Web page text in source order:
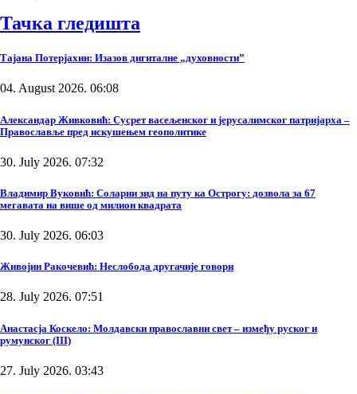
Тачка гледишта
Тајана Потерјахин: Изазов дигиталне „духовности”
04. August 2026. 06:08
Александар Живковић: Сусрет васељенског и јерусалимског патријарха –
Православље пред искушењем геополитике
30. July 2026. 07:32
Владимир Вуковић: Соларни зид на путу ка Острогу: дозвола за 67
мегавата на више од милион квадрата
30. July 2026. 06:03
Живојин Ракочевић: Неслобода другачије говори
28. July 2026. 07:51
Анастасја Коскело: Молдавски православни свет – између руског и
румунског (III)
27. July 2026. 03:43